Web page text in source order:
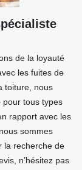
de la loyauté
les fuites de
toiture, nous
pour tous types
rapport avec les
sommes
la recherche de
n’hésitez pas